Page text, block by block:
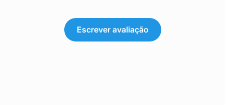
Escrever avaliação